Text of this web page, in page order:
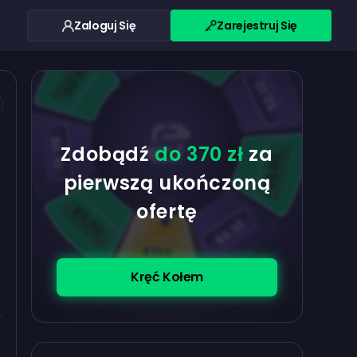
Zaloguj Się Zarejestruj Się
Zdobądź do 370 zł za
pierwszą ukończoną
ofertę
Kręć Kołem
$100
$5.00
$0.10
$5.00
$0.10 $5.00
$5.00